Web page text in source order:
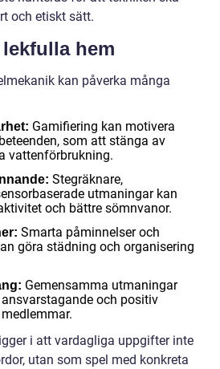
och etiskt sätt.
hem
kan påverka många
Gamifiering kan motivera
som att stänga av
vattenförbrukning.
Stegräknare,
utmaningar kan
och bättre sömnvanor.
Smarta påminnelser och
göra städning och organisering
Gemensamma utmaningar
och positiv
i att vardagliga uppgifter inte
utan som spel med konkreta